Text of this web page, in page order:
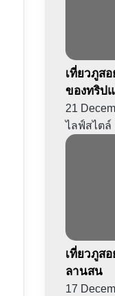
เที่ยวภูส
ของทริป
21
ไลฟ์สไตล์
เที่ยวภูส
ลานสน
17